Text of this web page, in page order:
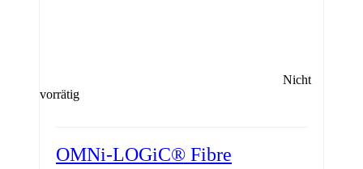
Nicht
vorrätig
OMNi-LOGiC® Fibre